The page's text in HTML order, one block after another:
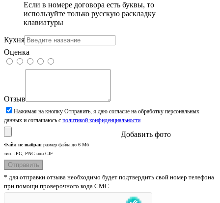
Если в номере договора есть буквы, то
используйте только русскую раскладку
клавиатуры
Кухня
Оценка
Отзыв
Нажимая на кнопку Отправить, я даю согласие на обработку персональных
данных и соглашаюсь с политикой конфиденциальности
Добавить фото
Файл не выбран размер файла до 6 Мб
тип: JPG, PNG или GIF
* для отправки отзыва необходимо будет подтвердить свой номер телефона
при помощи проверочного кода СМС